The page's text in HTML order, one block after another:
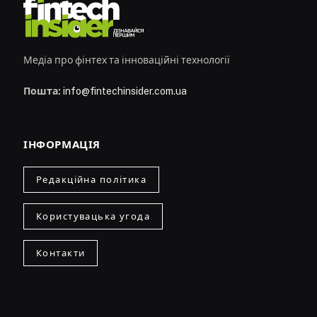
Медіа про фінтех та інноваційні технології
Пошта: info@fintechinsider.com.ua
ІНФОРМАЦІЯ
Редакційна політика
Користувацька угода
Контакти